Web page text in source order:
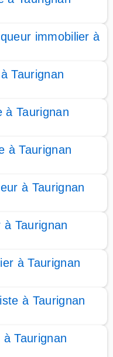
immobilier à
Taurignan
à Taurignan
à Taurignan
à Taurignan
Taurignan
à Taurignan
à Taurignan
Taurignan